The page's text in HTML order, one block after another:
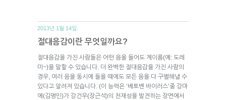
2013년 1월 14일.
절대음감이란 무엇일까요?
절대음감을 가진 사람들은 어떤 음을 들어도 계이름(예: 도레
미~)을 말할 수 있습니다. 더 완벽한 절대음감을 가진 사람의
경우, 여러 음을 동시에 들을 때에도 모든 음을 다 구별해낼 수
있다고 알려져 있습니다. (이 능력은 ‘베토벤 바이러스’중 강마
에(김명민)가 강건우(장근석)의 천재성을 발견하는 장면에서